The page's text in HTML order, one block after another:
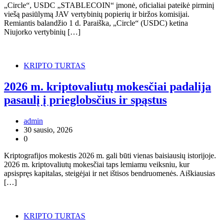
„Circle“, USDC „STABLECOIN“ įmonė, oficialiai pateikė pirminį
viešą pasiūlymą JAV vertybinių popierių ir biržos komisijai.
Remiantis balandžio 1 d. Paraiška, „Circle“ (USDC) ketina
Niujorko vertybinių […]
KRIPTO TURTAS
2026 m. kriptovaliutų mokesčiai padalija
pasaulį į prieglobsčius ir spąstus
admin
30 sausio, 2026
0
Kriptografijos mokestis 2026 m. gali būti vienas baisiausių istorijoje.
2026 m. kriptovaliutų mokesčiai taps lemiamu veiksniu, kur
apsispręs kapitalas, steigėjai ir net ištisos bendruomenės. Aiškiausias
[…]
KRIPTO TURTAS